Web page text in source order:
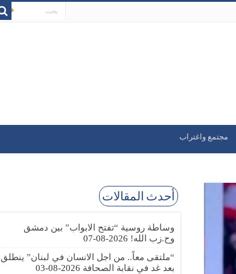
مجتمع واغتراب
أحدث المقالات
وساطة روسية “تفتح الابواب” بين دمشق
وح.زب الله! 2026-08-07
“ملتقى معاً.. من اجل الانسان في لبنان” ينطلق
بعد غد في نقابة الصحافة 2026-08-03